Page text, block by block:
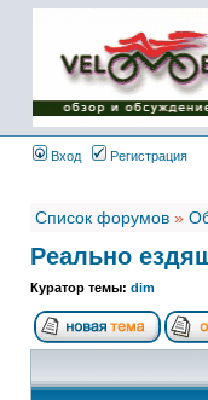
Имя пользователя:
Пароль:
{ LOG_ME_IN_SHORT
}
Вход
Регистрация
Список форумов »
Реально
Куратор темы: dim